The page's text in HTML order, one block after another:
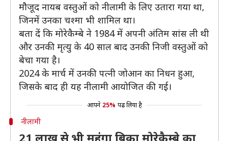
मौजूद नायब वस्तुओं को नीलामी के लिए उतारा गया था,
जिनमें उनका चश्मा भी शामिल था।
बता दें कि मोरेकैम्बे ने 1984 में अपनी अंतिम सांस ली थी
और उनकी मृत्यु के 40 साल बाद उनकी निजी वस्तुओं को
बेचा गया है।
2024 के मार्च में उनकी पत्नी जोआन का निधन हुआ,
जिसके बाद ही यह नीलामी आयोजित की गई।
आपने 25% पढ़ लिया है
नीलामी
21 लाख से भी महंगा बिका मोरेकैम्बे का